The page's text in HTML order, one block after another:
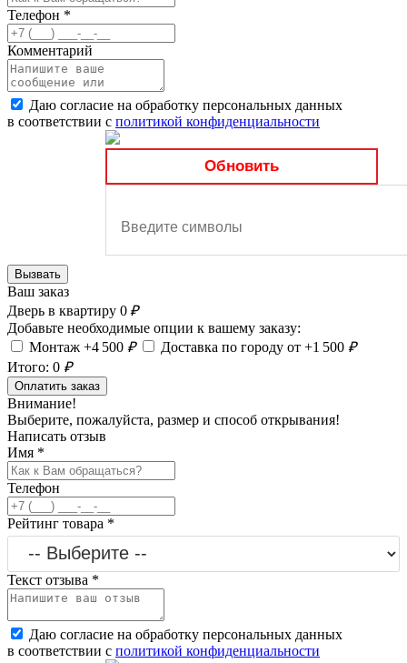
Телефон *
Комментарий
Даю согласие на обработку персональных данных
в соответствии с политикой конфиденциальности
Обновить
Вызвать
Ваш заказ
Дверь в квартиру 0₽
Добавьте необходимые опции к вашему заказу:
Монтаж +4 500 ₽ Доставка по городу от +1 500 ₽
Итого: 0 ₽
Оплатить заказ
Внимание!
Выберите, пожалуйста, размер и способ открывания!
Написать отзыв
Имя *
Телефон
Рейтинг товара *
Текст отзыва *
Даю согласие на обработку персональных данных
в соответствии с политикой конфиденциальности